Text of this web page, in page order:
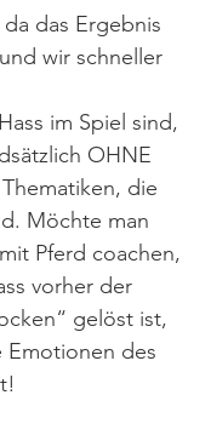
das Ergebnis
wir schneller
im Spiel sind,
OHNE
die
Möchte man
Pferd coachen,
vorher der
gelöst ist,
Emotionen des